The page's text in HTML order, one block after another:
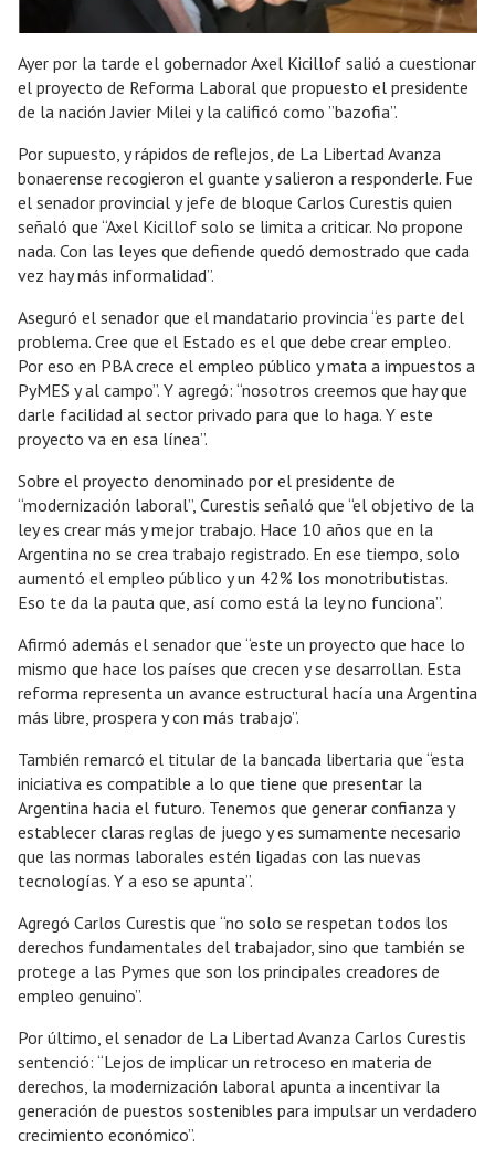
Ayer por la tarde el gobernador Axel Kicillof salió a cuestionar
el proyecto de Reforma Laboral que propuesto el presidente
de la nación Javier Milei y la calificó como ”bazofia”.
Por supuesto, y rápidos de reflejos, de La Libertad Avanza
bonaerense recogieron el guante y salieron a responderle. Fue
el senador provincial y jefe de bloque Carlos Curestis quien
señaló que “Axel Kicillof solo se limita a criticar. No propone
nada. Con las leyes que defiende quedó demostrado que cada
vez hay más informalidad”.
Aseguró el senador que el mandatario provincia “es parte del
problema. Cree que el Estado es el que debe crear empleo.
Por eso en PBA crece el empleo público y mata a impuestos a
PyMES y al campo”. Y agregó: “nosotros creemos que hay que
darle facilidad al sector privado para que lo haga. Y este
proyecto va en esa línea”.
Sobre el proyecto denominado por el presidente de
“modernización laboral”, Curestis señaló que “el objetivo de la
ley es crear más y mejor trabajo. Hace 10 años que en la
Argentina no se crea trabajo registrado. En ese tiempo, solo
aumentó el empleo público y un 42% los monotributistas.
Eso te da la pauta que, así como está la ley no funciona”.
Afirmó además el senador que “este un proyecto que hace lo
mismo que hace los países que crecen y se desarrollan. Esta
reforma representa un avance estructural hacía una Argentina
más libre, prospera y con más trabajo”.
También remarcó el titular de la bancada libertaria que “esta
iniciativa es compatible a lo que tiene que presentar la
Argentina hacia el futuro. Tenemos que generar confianza y
establecer claras reglas de juego y es sumamente necesario
que las normas laborales estén ligadas con las nuevas
tecnologías. Y a eso se apunta”.
Agregó Carlos Curestis que “no solo se respetan todos los
derechos fundamentales del trabajador, sino que también se
protege a las Pymes que son los principales creadores de
empleo genuino”.
Por último, el senador de La Libertad Avanza Carlos Curestis
sentenció: “Lejos de implicar un retroceso en materia de
derechos, la modernización laboral apunta a incentivar la
generación de puestos sostenibles para impulsar un verdadero
crecimiento económico”.